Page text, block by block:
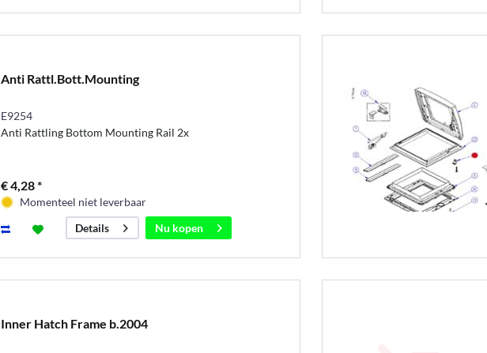
Anti Rattl.Bott.Mounting
E9254
Anti Rattling Bottom Mounting Rail 2x
€ 4,28 *
Momenteel niet leverbaar
Details
Nu kopen
Inner Hatch Frame b.2004